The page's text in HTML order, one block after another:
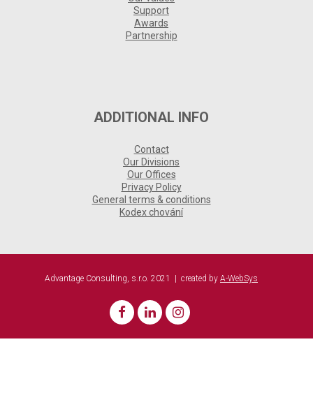
Support
Awards
Partnership
ADDITIONAL INFO
Contact
Our Divisions
Our Offices
Privacy Policy
General terms & conditions
Kodex chování
Advantage Consulting, s.r.o. 2021 | created by A-WebSys